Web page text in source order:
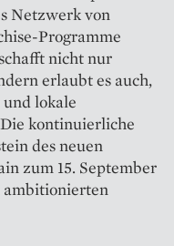
Netzwerk von
Programme
nicht nur
erlaubt es auch,
lokale
kontinuierliche
des neuen
zum 15. September
ambitionierten